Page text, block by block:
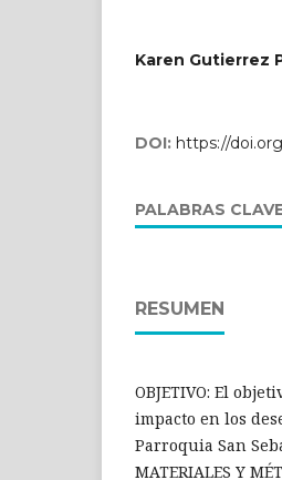
Karen Gutierrez
DOI: https://
PALABRAS
RESUMEN
OBJETIVO: El
impacto en los
Parroquia San
MATERIALES Y